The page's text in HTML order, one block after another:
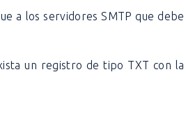
a los servidores SMTP que debe
un registro de tipo TXT con la